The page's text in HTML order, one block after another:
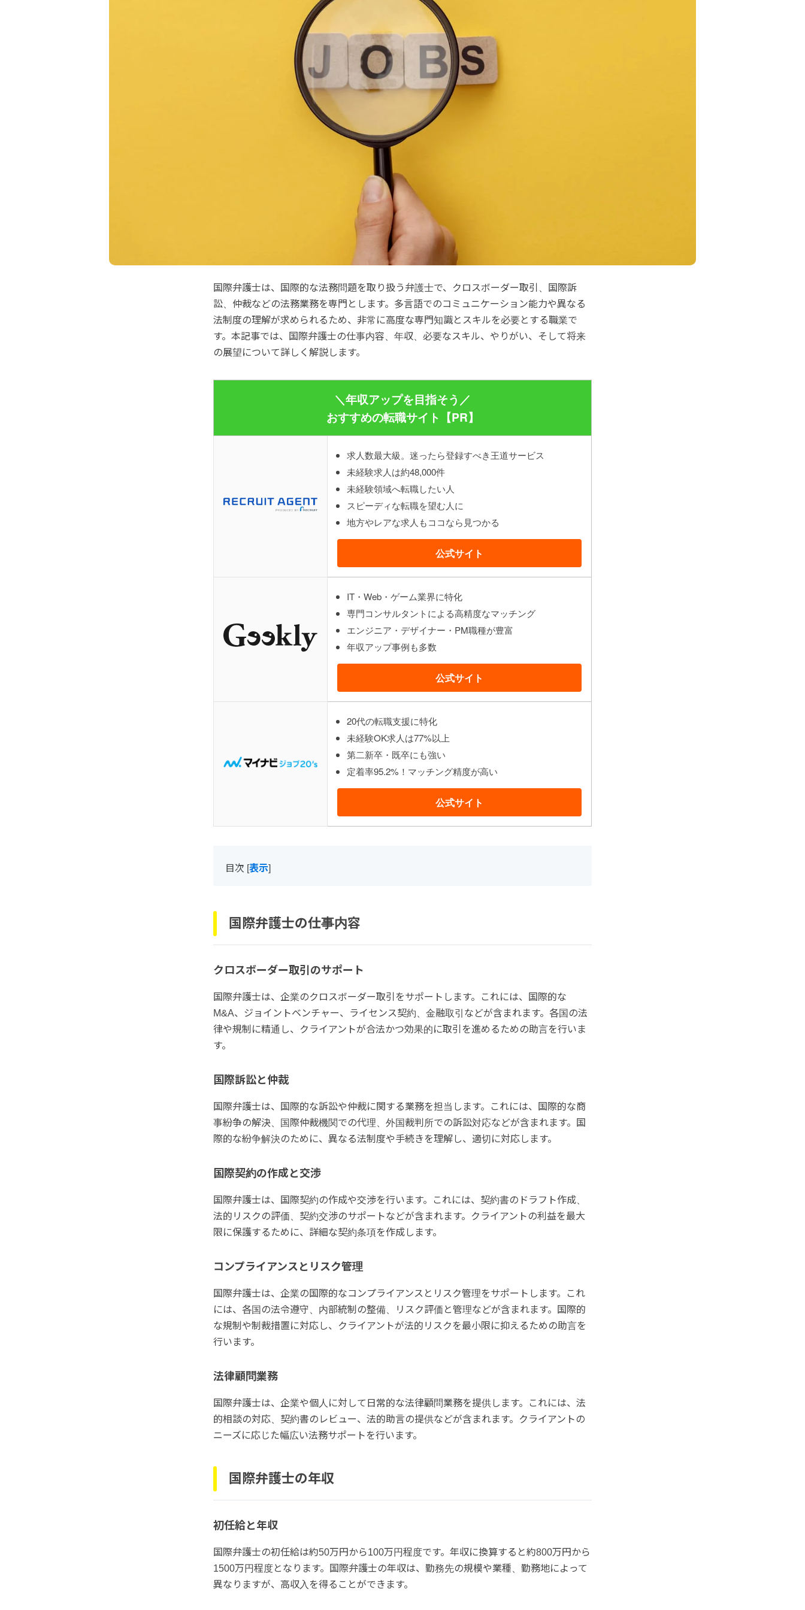
国際弁護士は、国際的な法務問題を取り扱う弁護士で、クロスボーダー取引、国際訴
訟、仲裁などの法務業務を専門とします。多言語でのコミュニケーション能力や異なる
法制度の理解が求められるため、非常に高度な専門知識とスキルを必要とする職業で
す。本記事では、国際弁護士の仕事内容、年収、必要なスキル、やりがい、そして将来
の展望について詳しく解説します。
＼年収アップを目指そう／
おすすめの転職サイト【PR】
求人数最大級。迷ったら登録すべき王道サービス
未経験求人は約48,000件
未経験領域へ転職したい人
スピーディな転職を望む人に
地方やレアな求人もココなら見つかる
公式サイト
IT・Web・ゲーム業界に特化
専門コンサルタントによる高精度なマッチング
エンジニア・デザイナー・PM職種が豊富
年収アップ事例も多数
公式サイト
20代の転職支援に特化
未経験OK求人は77%以上
第二新卒・既卒にも強い
定着率95.2%！マッチング精度が高い
公式サイト
目次 [表示]
国際弁護士の仕事内容
クロスボーダー取引のサポート
国際弁護士は、企業のクロスボーダー取引をサポートします。これには、国際的な
M&A、ジョイントベンチャー、ライセンス契約、金融取引などが含まれます。各国の法
律や規制に精通し、クライアントが合法かつ効果的に取引を進めるための助言を行いま
す。
国際訴訟と仲裁
国際弁護士は、国際的な訴訟や仲裁に関する業務を担当します。これには、国際的な商
事紛争の解決、国際仲裁機関での代理、外国裁判所での訴訟対応などが含まれます。国
際的な紛争解決のために、異なる法制度や手続きを理解し、適切に対応します。
国際契約の作成と交渉
国際弁護士は、国際契約の作成や交渉を行います。これには、契約書のドラフト作成、
法的リスクの評価、契約交渉のサポートなどが含まれます。クライアントの利益を最大
限に保護するために、詳細な契約条項を作成します。
コンプライアンスとリスク管理
国際弁護士は、企業の国際的なコンプライアンスとリスク管理をサポートします。これ
には、各国の法令遵守、内部統制の整備、リスク評価と管理などが含まれます。国際的
な規制や制裁措置に対応し、クライアントが法的リスクを最小限に抑えるための助言を
行います。
法律顧問業務
国際弁護士は、企業や個人に対して日常的な法律顧問業務を提供します。これには、法
的相談の対応、契約書のレビュー、法的助言の提供などが含まれます。クライアントの
ニーズに応じた幅広い法務サポートを行います。
国際弁護士の年収
初任給と年収
国際弁護士の初任給は約50万円から100万円程度です。年収に換算すると約800万円から
1500万円程度となります。国際弁護士の年収は、勤務先の規模や業種、勤務地によって
異なりますが、高収入を得ることができます。